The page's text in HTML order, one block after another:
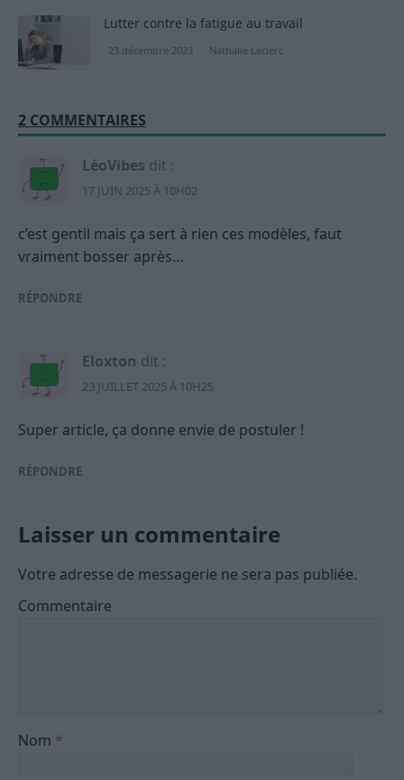
Lutter contre la fatigue au travail
23 décembre 2023 Nathalie Leclerc
2 COMMENTAIRES
LéoVibes dit :
17 JUIN 2025 À 10H02
c’est gentil mais ça sert à rien ces modèles, faut
vraiment bosser après…
RÉPONDRE
Eloxton dit :
23 JUILLET 2025 À 10H25
Super article, ça donne envie de postuler !
RÉPONDRE
Laisser un commentaire
Votre adresse de messagerie ne sera pas publiée.
Commentaire
Nom *